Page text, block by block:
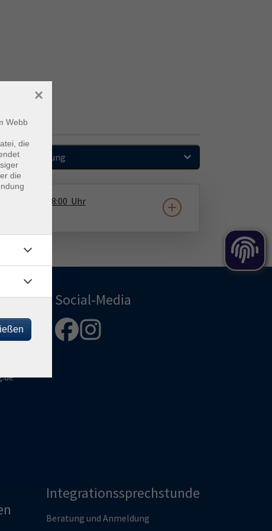
Sortierung
08:00 Uhr
Social-Media
Integrationssprechstunde
Beratung und Anmeldung
Webb
die
die
×